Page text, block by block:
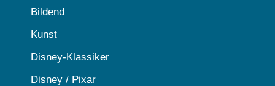
Bildend
Kunst
Disney-Klassiker
Disney / Pixar